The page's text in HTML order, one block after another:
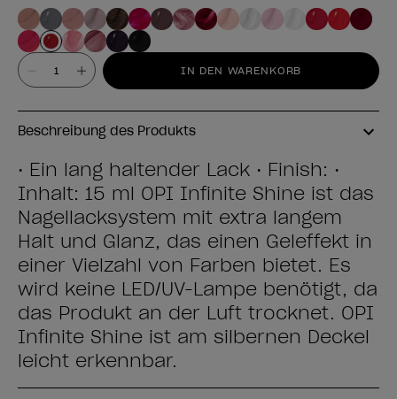
Wert IN DEN WARENKORB
Beschreibung des Produkts
• Ein lang haltender Lack • Finish: •
Inhalt: 15 ml OPI Infinite Shine ist das
Nagellacksystem mit extra langem
Halt und Glanz, das einen Geleffekt in
einer Vielzahl von Farben bietet. Es
wird keine LED/UV-Lampe benötigt, da
das Produkt an der Luft trocknet. OPI
Infinite Shine ist am silbernen Deckel
leicht erkennbar.